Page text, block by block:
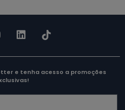
e tenha acesso a promoções